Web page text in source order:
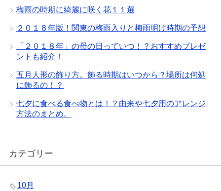
梅雨の時期に綺麗に咲く花１１選
２０１８年版！関東の梅雨入りと梅雨明け時期の予想
「２０１８年」の母の日っていつ！？おすすめプレゼ
ントも紹介！
五月人形の飾り方。飾る時期はいつから？場所は何処
に飾るの！？
七夕に食べる食べ物とは！？由来や七夕用のアレンジ
方法のまとめ。
カテゴリー
10月